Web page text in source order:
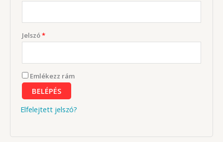
Jelszó*Kötelező
Emlékezz rám
BELÉPÉS
Elfelejtett jelszó?